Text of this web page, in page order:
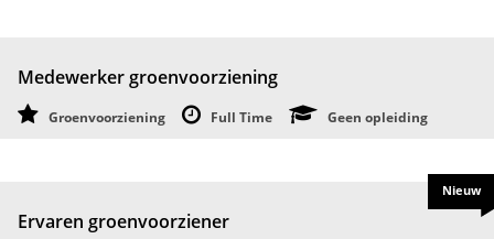
Medewerker groenvoorziening
Groenvoorziening Full Time Geen opleiding
Ervaren groenvoorziener
Nieuw